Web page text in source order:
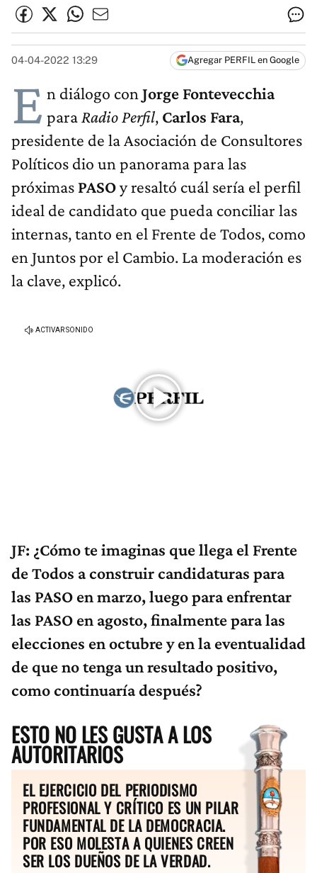
04-04-2022 13:29 Agregar PERFIL en Google
E n diálogo con Jorge Fontevecchia
para Radio Perfil, Carlos Fara,
presidente de la Asociación de Consultores
Políticos dio un panorama para las
próximas PASOy resaltó cuál sería el perfil
ideal de candidato que pueda conciliar las
internas, tanto en el Frente de Todos, como
en Juntos por el Cambio. La moderación es
la clave, explicó.
JF: ¿Cómo te imaginas que llega el Frente
de Todos a construir candidaturas para
las PASO en marzo, luego para enfrentar
las PASO en agosto, finalmente para las
elecciones en octubre y en la eventualidad
de que no tenga un resultado positivo,
como continuaría después?
ESTO NO LES GUSTA A LOS
AUTORITARIOS
EL EJERCICIO DEL PERIODISMO
PROFESIONAL Y CRÍTICO ES UN PILAR
FUNDAMENTAL DE LA DEMOCRACIA.
POR ESO MOLESTA A QUIENES CREEN
SER LOS DUEÑOS DE LA VERDAD.